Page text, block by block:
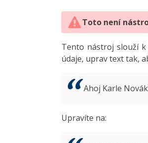
Toto není
Tento nástroj slouží k
údaje, uprav text tak,
Ahoj Karle
Upravíte na: